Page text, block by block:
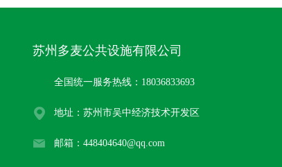
苏州多麦公共设施有限公司
全国统一服务热线：18036833693
地址：苏州市吴中经济技术开发区
邮箱：448404640@qq.com